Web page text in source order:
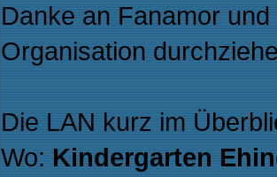
Danke an Fanamor
Organisation
Die LAN kurz im
Wo: Kindergarten